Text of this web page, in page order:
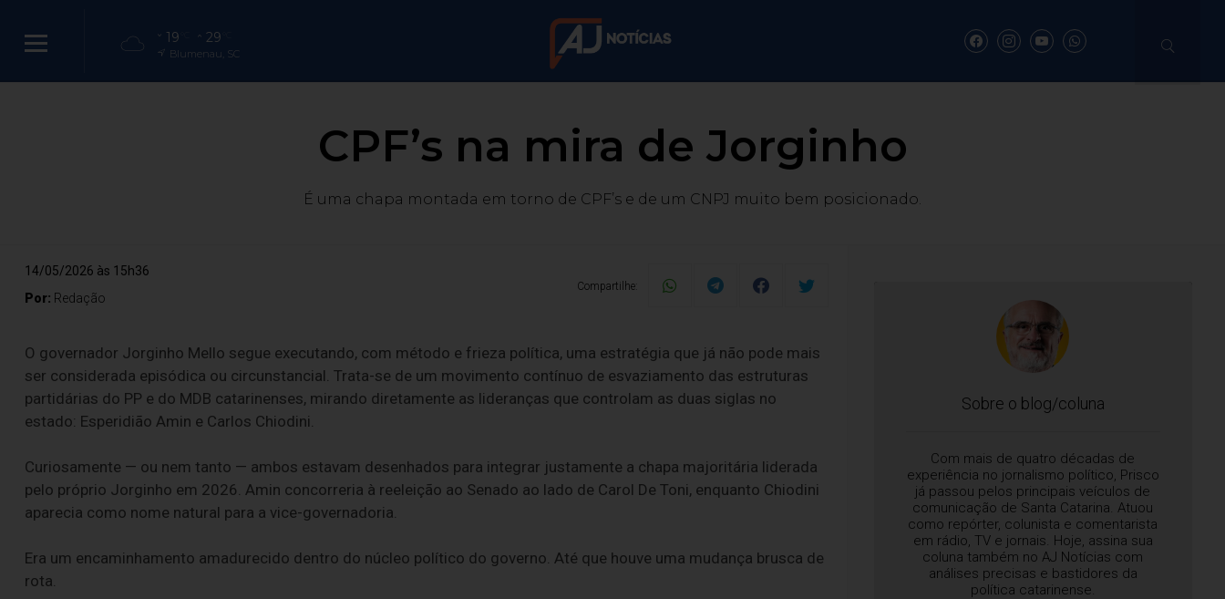
19 29
Blumenau, SC
CPF’s na mira de Jorginho
É uma chapa montada em torno de CPF’s e de um CNPJ muito bem posicionado.
14/05/2026 às 15h36
Por: Redação
Compartilhe:
O governador Jorginho Mello segue executando, com método e frieza política, uma estratégia que já não pode mais
ser considerada episódica ou circunstancial. Trata-se de um movimento contínuo de esvaziamento das estruturas
partidárias do PP e do MDB catarinenses, mirando diretamente as lideranças que controlam as duas siglas no
estado: Esperidião Amin e Carlos Chiodini.
Curiosamente — ou nem tanto — ambos estavam desenhados para integrar justamente a chapa majoritária liderada
pelo próprio Jorginho em 2026. Amin concorreria à reeleição ao Senado ao lado de Carol De Toni, enquanto Chiodini
aparecia como nome natural para a vice-governadoria.
Era um encaminhamento amadurecido dentro do núcleo político do governo. Até que houve uma mudança brusca de
rota.
Sobre o blog/coluna
Com mais de quatro décadas de
experiência no jornalismo político, Prisco
já passou pelos principais veículos de
comunicação de Santa Catarina. Atuou
como repórter, colunista e comentarista
em rádio, TV e jornais. Hoje, assina sua
coluna também no AJ Notícias com
análises precisas e bastidores da
política catarinense.